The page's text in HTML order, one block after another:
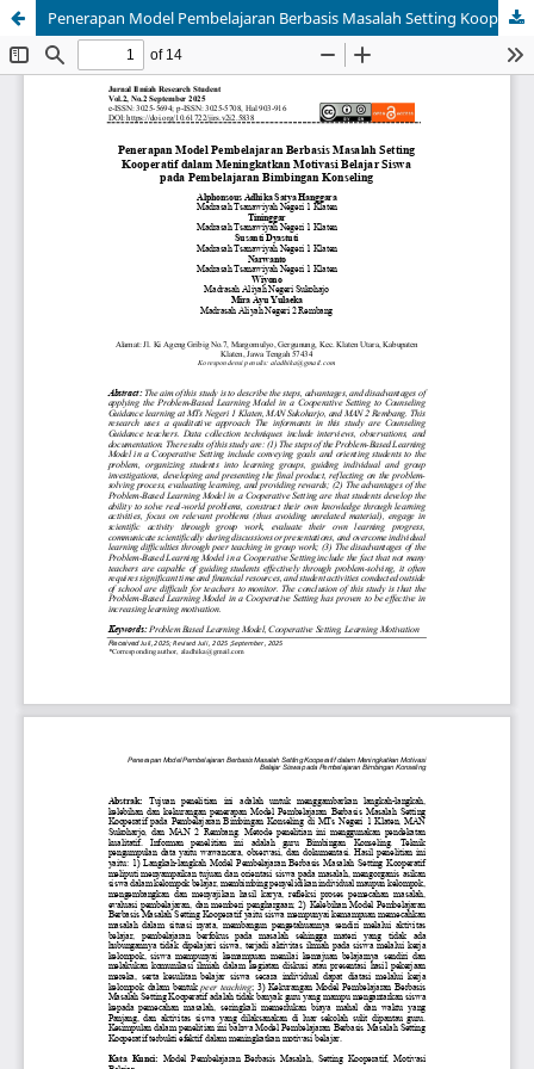
Penerapan Model Pembelajaran Berbasis Masalah Setting Kooperatif dalam Meningkatkan Motivasi Belajar Siswa pada Pembelajaran Bimbingan Konseling